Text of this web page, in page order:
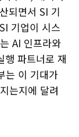
되면서 SI 기
기업이 시스
AI 인프라와
행 파트너로 재
는 이 기대가
는지에 달려